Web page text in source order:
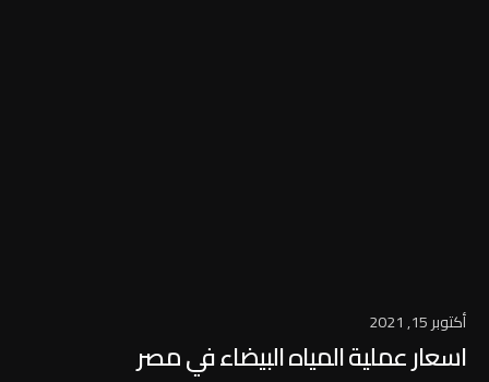
أكتوبر 15, 2021
اسعار عملية المياه البيضاء في مصر